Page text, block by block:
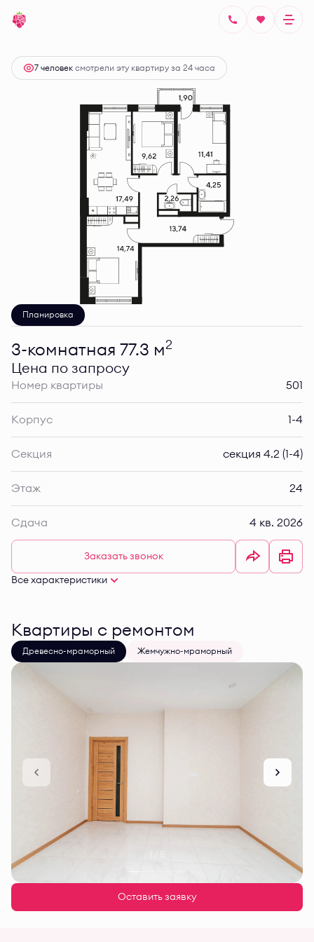
3-комнатная Цена по запросу
7 человек смотрели эту квартиру за 24 часа
Планировка
3-комнатная 77.3 м2
Цена по запросу
Номер квартиры 501
Корпус 1-4
Секция секция 4.2 (1-4)
Этаж 24
Сдача 4 кв. 2026
Заказать звонок
Все характеристики
Квартиры с ремонтом
Древесно-мраморный Жемчужно-мраморный
Оставить заявку